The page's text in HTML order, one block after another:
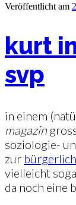
Veröffentlicht am
kurt
svp
in einem
magazin
soziologie-
zur
vielleicht
da noch eine